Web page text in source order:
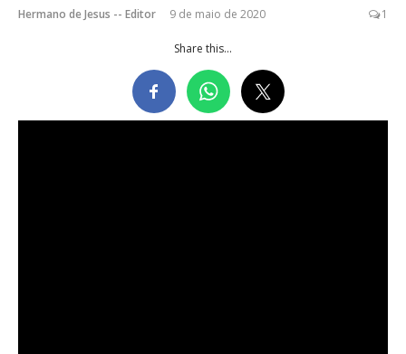
Hermano de Jesus -- Editor 9 de maio de 2020 1
Share this...